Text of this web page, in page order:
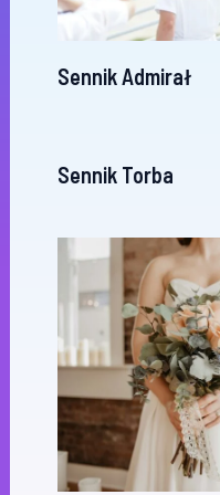
Sennik Admirał
Sennik Torba